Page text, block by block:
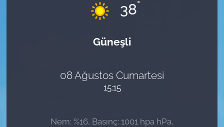
38°
Güneşli
08 Ağustos Cumartesi
15:15
Nem: %16, Basınç: 1001 hpa hPa,